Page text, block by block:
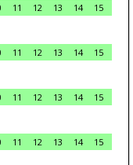
11 12 13 14
15
11 12 13 14
15
11 12 13 14
15
11 12 13 14
15